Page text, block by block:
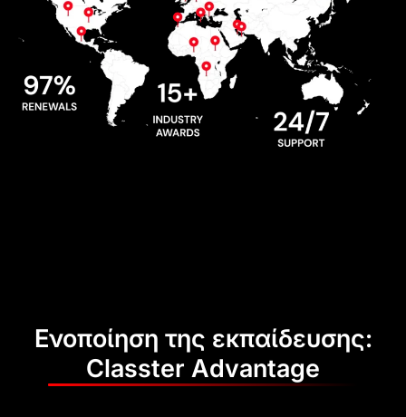
Ενοποίηση της εκπαίδευσης:
Classter Advantage